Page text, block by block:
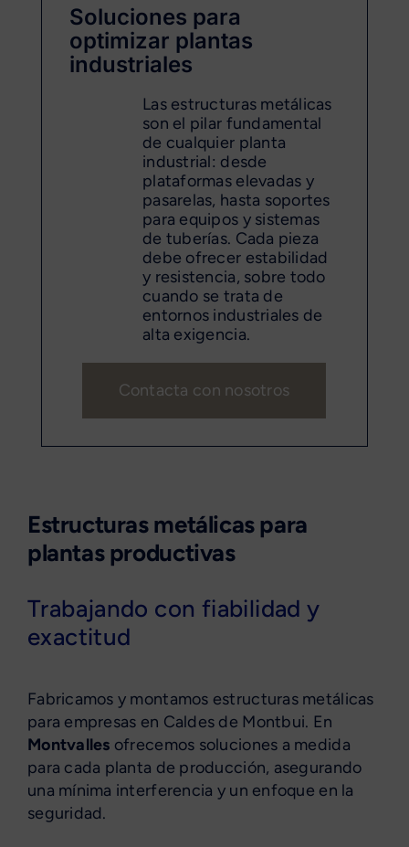
Soluciones para
optimizar plantas
industriales
Las estructuras metálicas
son el pilar fundamental
de cualquier planta
industrial: desde
plataformas elevadas y
pasarelas, hasta soportes
para equipos y sistemas
de tuberías. Cada pieza
debe ofrecer estabilidad
y resistencia, sobre todo
cuando se trata de
entornos industriales de
alta exigencia.
Contacta con nosotros
Estructuras metálicas para
plantas productivas
Trabajando con fiabilidad y
exactitud
Fabricamos y montamos estructuras metálicas
para empresas en Caldes de Montbui. En
Montvalles ofrecemos soluciones a medida
para cada planta de producción, asegurando
una mínima interferencia y un enfoque en la
seguridad.